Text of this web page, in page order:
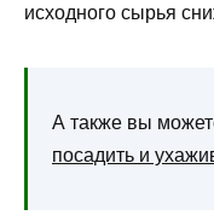
исходного сырья
А также вы
посадить и